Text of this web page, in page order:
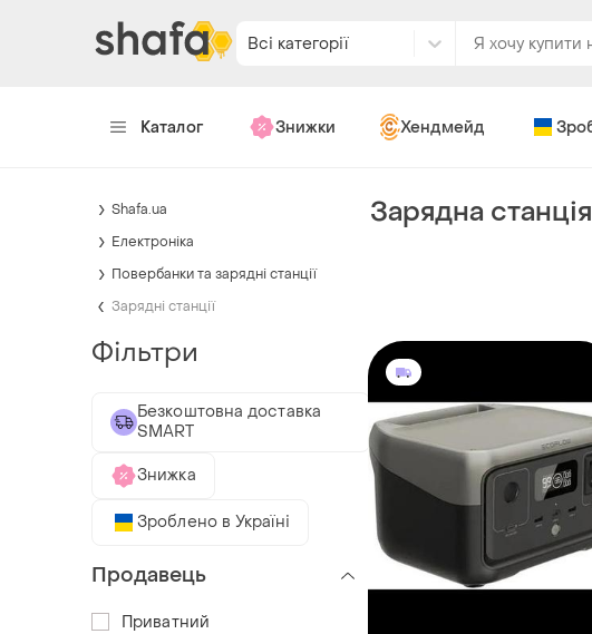
Всі категорії
Каталог Знижки Хендмейд
Зарядна
Shafa.ua
Електроніка
Повербанки та зарядні станції
Зарядні станції
Фільтри
Безкоштовна доставка
SMART
Знижка
Зроблено в Україні
Продавець
Приватний